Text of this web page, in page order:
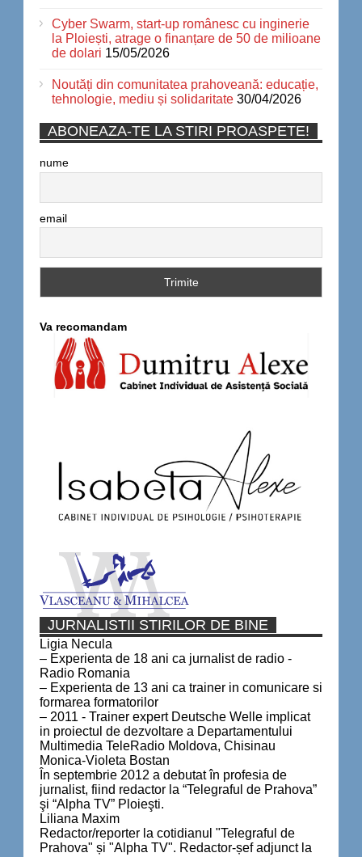
Cyber Swarm, start-up românesc cu inginerie
la Ploiești, atrage o finanțare de 50 de milioane
de dolari 15/05/2026
Noutăți din comunitatea prahoveană: educație,
tehnologie, mediu și solidaritate 30/04/2026
ABONEAZA-TE LA STIRI PROASPETE!
nume
email
Va recomandam
JURNALISTII STIRILOR DE BINE
Ligia Necula
– Experienta de 18 ani ca jurnalist de radio -
Radio Romania
– Experienta de 13 ani ca trainer in comunicare si
formarea formatorilor
– 2011 - Trainer expert Deutsche Welle implicat
in proiectul de dezvoltare a Departamentului
Multimedia TeleRadio Moldova, Chisinau
Monica-Violeta Bostan
În septembrie 2012 a debutat în profesia de
jurnalist, fiind redactor la “Telegraful de Prahova”
şi “Alpha TV” Ploieşti.
Liliana Maxim
Redactor/reporter la cotidianul "Telegraful de
Prahova" și "Alpha TV". Redactor-șef adjunct la